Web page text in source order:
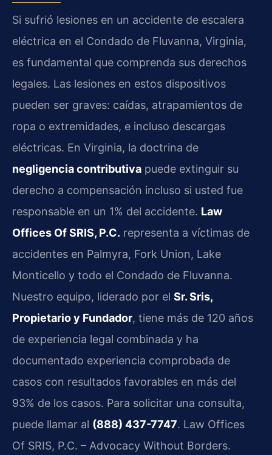
Si sufrió lesiones en un accidente de escalera
eléctrica en el Condado de Fluvanna, Virginia,
es fundamental que comprenda sus derechos
legales. Las lesiones en estos dispositivos
pueden ser graves: caídas, atrapamientos de
ropa o extremidades, e incluso descargas
eléctricas. En Virginia, la doctrina de
negligencia contributiva puede extinguir su
derecho a compensación incluso si usted fue
responsable en un 1% del accidente. Law
Offices Of SRIS, P.C. representa a víctimas de
accidentes en Palmyra, Fork Union, Lake
Monticello y todo el Condado de Fluvanna.
Nuestro equipo, liderado por el Sr. Sris,
Propietario y Fundador, tiene más de 120 años
de experiencia legal combinada y ha
documentado experiencia comprobada de
casos con resultados favorables en más del
93% de los casos. Para solicitar una consulta,
puede llamar al (888) 437-7747. Law Offices
Of SRIS, P.C. – Advocacy Without Borders.